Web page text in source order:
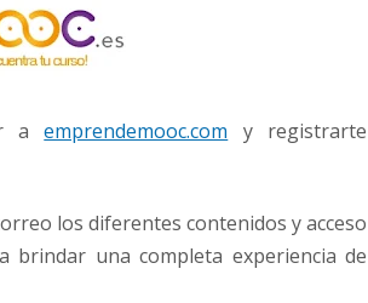
aemprendemooc.com y registrarte
los diferentes contenidos y acceso
brindar una completa experiencia de